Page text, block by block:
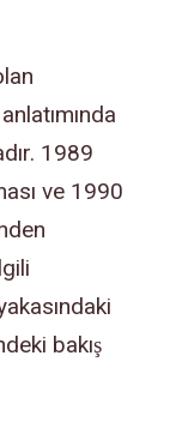
1989
ve 1990
bakış